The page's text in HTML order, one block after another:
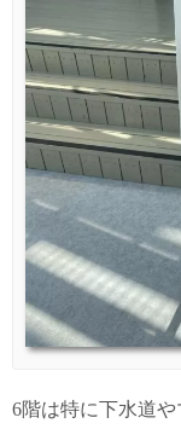
6階は特に下水道